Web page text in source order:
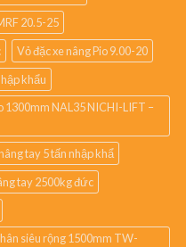
20.5-25
Vỏ đặc xe nâng Pio 9.00-20
khẩu
1300mm NAL35 NICHI-LIFT –
tay 5 tấn nhập khẩ
tay 2500kg đức
siêu rộng 1500mm TW-